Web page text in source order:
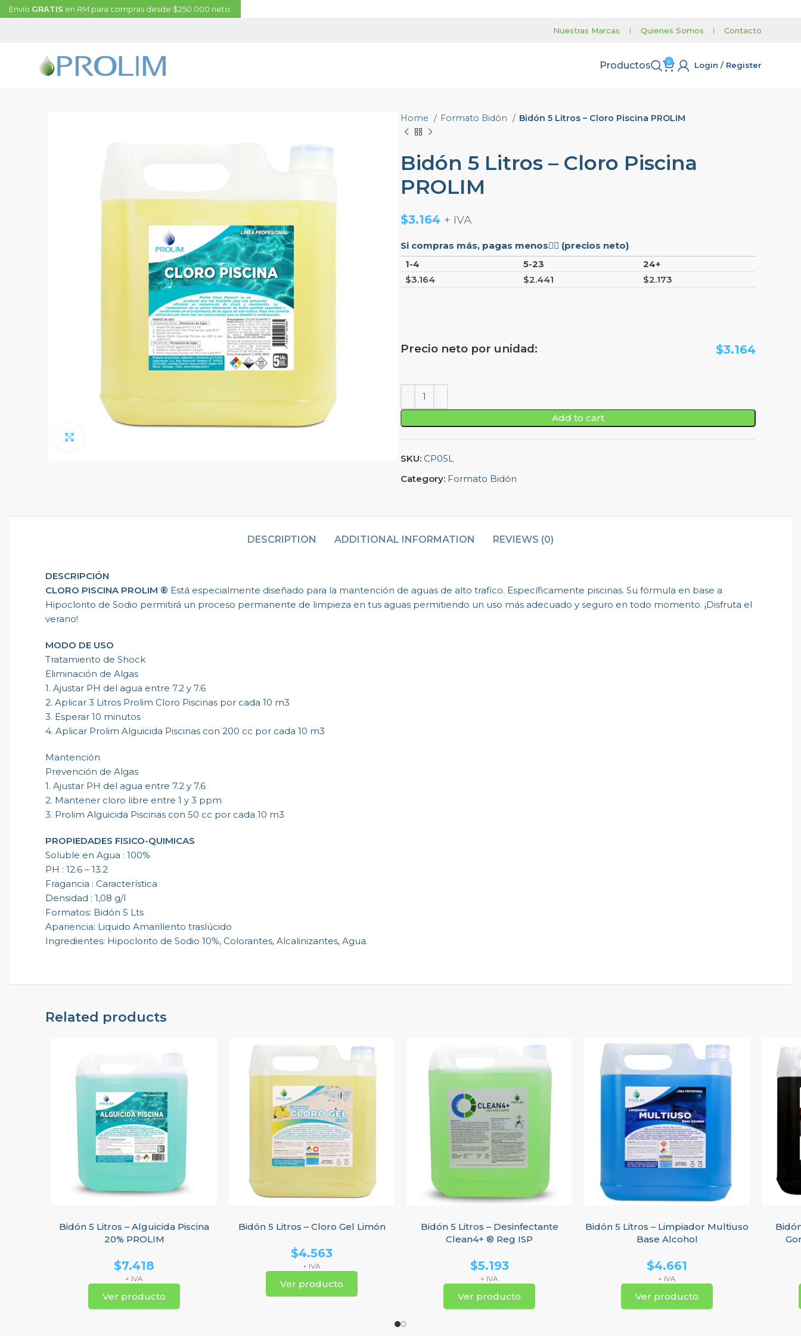
Nuestras Marcas | Quienes Somos | Contacto
Productos 0 Login / Register
Home Formato Bidón Bidón 5 Litros – Cloro Piscina PROLIM
Bidón 5 Litros – Cloro Piscina
PROLIM
$3.164 + IVA
Si compras más, pagas menos👇🏼 (precios neto)
1-4
5-23
24+
$3.164 $2.441 $2.173
Precio neto por unidad: $3.164
Add to cart
SKU: CP05L
Category: Formato Bidón
DESCRIPTION ADDITIONAL INFORMATION REVIEWS (0)
DESCRIPCIÓN
CLORO PISCINA PROLIM ® Está especialmente diseñado para la mantención de aguas de alto trafico. Específicamente piscinas. Su fórmula en base a
Hipoclorito de Sodio permitirá un proceso permanente de limpieza en tus aguas permitiendo un uso más adecuado y seguro en todo momento. ¡Disfruta el
verano!
MODO DE USO
Tratamiento de Shock
Eliminación de Algas
1. Ajustar PH del agua entre 7.2 y 7.6
2. Aplicar 3 Litros Prolim Cloro Piscinas por cada 10 m3
3. Esperar 10 minutos
4. Aplicar Prolim Alguicida Piscinas con 200 cc por cada 10 m3
Mantención
Prevención de Algas
1. Ajustar PH del agua entre 7.2 y 7.6
2. Mantener cloro libre entre 1 y 3 ppm
3. Prolim Alguicida Piscinas con 50 cc por cada 10 m3
PROPIEDADES FISICO-QUIMICAS
Soluble en Agua : 100%
PH : 12.6 – 13.2
Fragancia : Característica
Densidad : 1,08 g/l
Formatos: Bidón 5 Lts
Apariencia: Liquido Amarillento traslúcido
Ingredientes: Hipoclorito de Sodio 10%, Colorantes, Alcalinizantes, Agua.
Related products
Bidón 5 Litros – Alguicida Piscina
20% PROLIM
$7.418
+ IVA
Ver producto
Bidón 5 Litros – Cloro Gel Limón
$4.563
+ IVA
Ver producto
Bidón 5 Litros – Desinfectante
Clean4+ ® Reg ISP
$5.193
+ IVA
Ver producto
Bidón 5 Litros – Limpiador Multiuso
Base Alcohol
$4.661
+ IVA
Ver producto
Envío GRATIS en RM para compras desde $250.000 neto.